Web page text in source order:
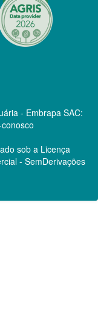
- Embrapa SAC:
sob a Licença
- SemDerivações